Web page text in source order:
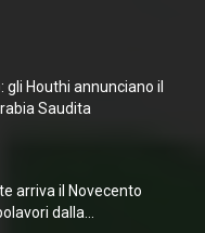
gli Houthi annunciano il
Saudita
arriva il Novecento
dalla...